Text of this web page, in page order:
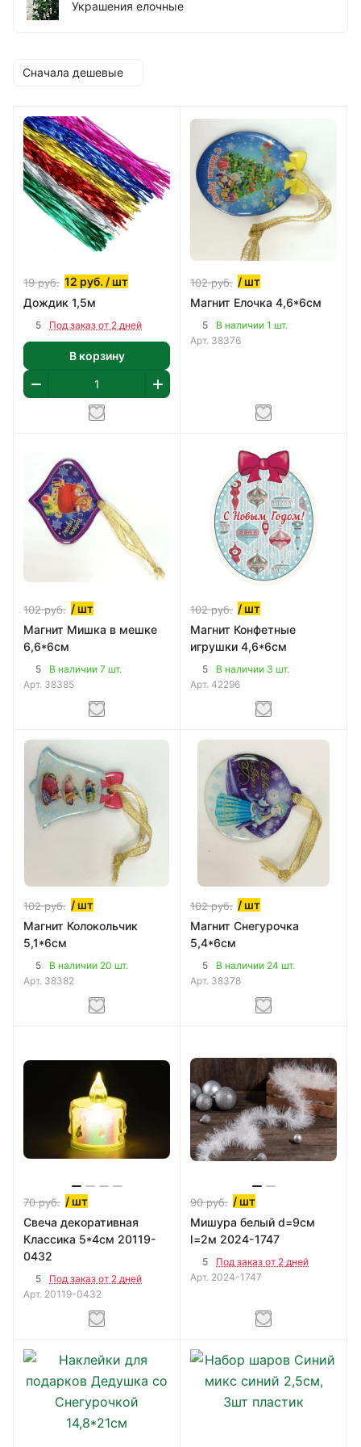
Украшения елочные
Сначала дешевые
19руб. 12 руб. / шт
Дождик 1,5м
5 Под заказ от 2 дней
В корзину
102руб. / шт
Магнит Елочка 4,6*6см
5
В наличии 1 шт.
Арт. 38376
102руб. / шт
Магнит Мишка в мешке
6,6*6см
5
В наличии 7 шт.
Арт. 38385
102руб. / шт
Магнит Конфетные
игрушки 4,6*6см
5
В наличии 3 шт.
Арт. 42296
102руб. / шт
Магнит Колокольчик
5,1*6см
5
В наличии 20 шт.
Арт. 38382
102руб. / шт
Магнит Снегурочка
5,4*6см
5
В наличии 24 шт.
Арт. 38378
70руб. / шт
Свеча декоративная
Классика 5*4см 20119-
0432
5
Под заказ от 2 дней
Арт. 20119-0432
90руб. / шт
Мишура белый d=9см
l=2м 2024-1747
5
Под заказ от 2 дней
Арт. 2024-1747